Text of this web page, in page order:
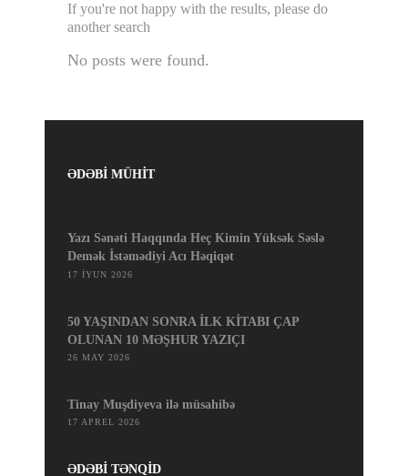
If you're not happy with the results, please do
another search
No posts were found.
ƏDƏBİ MÜHİT
Yazı Sənəti Haqqında Heç Kimin Yüksək Səslə
Demək İstəmədiyi Acı Həqiqət
17 İYUN 2026
50 YAŞINDAN SONRA İLK KİTABI ÇAP
OLUNAN 10 MƏŞHUR YAZIÇI
26 MAY 2026
Tinay Muşdiyeva ilə müsahibə
17 APREL 2026
ƏDƏBİ TƏNQİD